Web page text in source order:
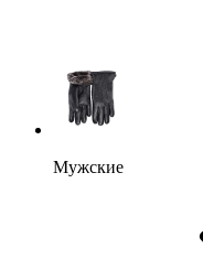
Мужские